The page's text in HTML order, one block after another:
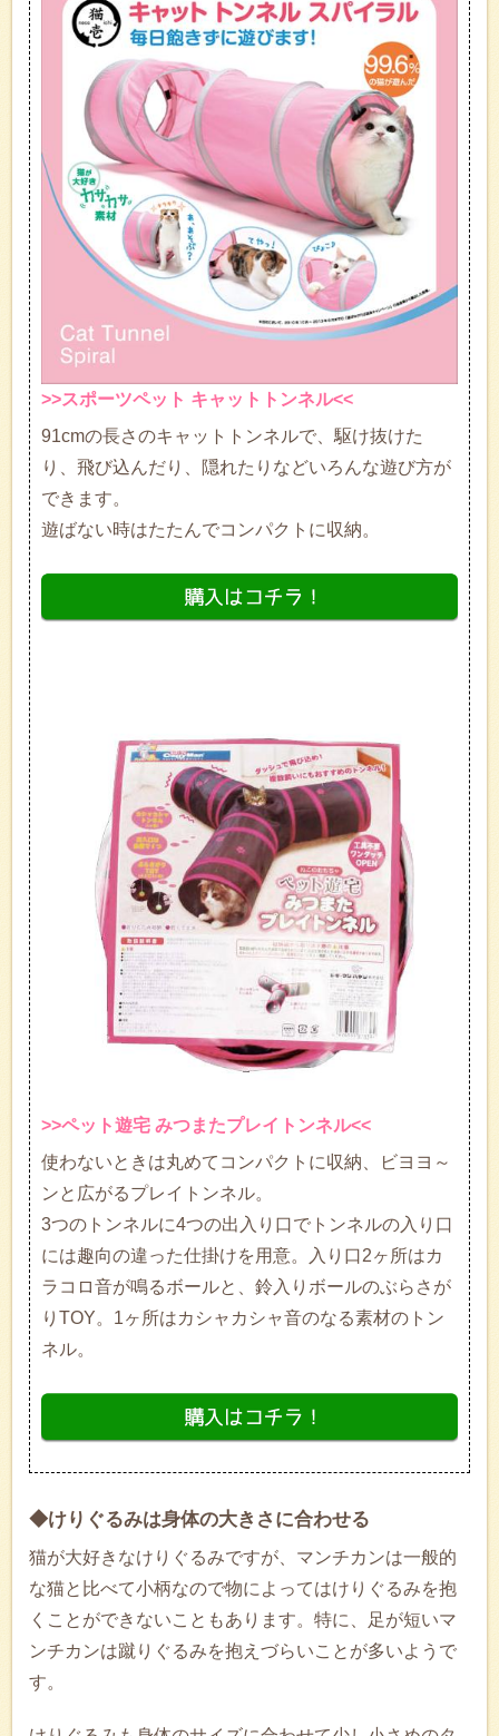
>>スポーツペット キャットトンネル<<
91cmの長さのキャットトンネルで、駆け抜けた
り、飛び込んだり、隠れたりなどいろんな遊び方が
できます。
遊ばない時はたたんでコンパクトに収納。
>>ペット遊宅 みつまたプレイトンネル<<
使わないときは丸めてコンパクトに収納、ビヨヨ～
ンと広がるプレイトンネル。
3つのトンネルに4つの出入り口でトンネルの入り口
には趣向の違った仕掛けを用意。入り口2ヶ所はカ
ラコロ音が鳴るボールと、鈴入りボールのぶらさが
りTOY。1ヶ所はカシャカシャ音のなる素材のトン
ネル。
◆けりぐるみは身体の大きさに合わせる
猫が大好きなけりぐるみですが、マンチカンは一般的
な猫と比べて小柄なので物によってはけりぐるみを抱
くことができないこともあります。特に、足が短いマ
ンチカンは蹴りぐるみを抱えづらいことが多いようで
す。